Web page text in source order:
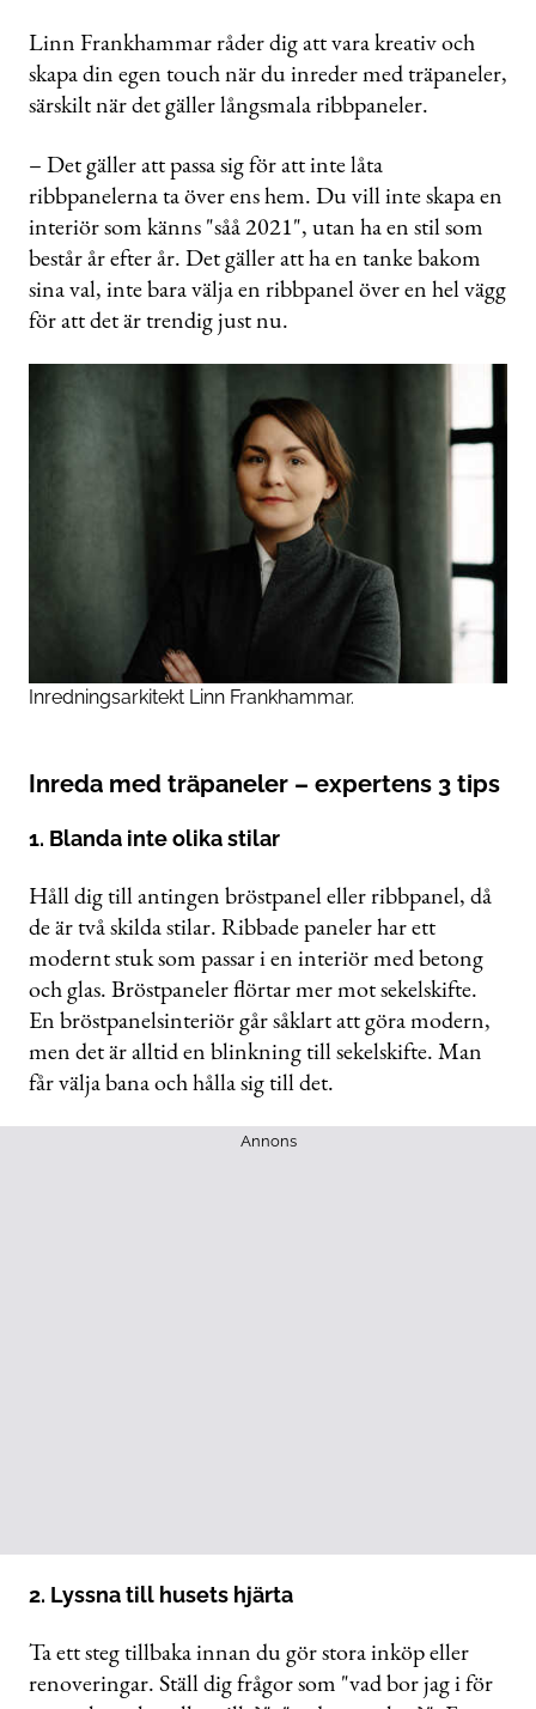
Linn Frankhammar råder dig att vara kreativ och
skapa din egen touch när du inreder med träpaneler,
särskilt när det gäller långsmala ribbpaneler.
– Det gäller att passa sig för att inte låta
ribbpanelerna ta över ens hem. Du vill inte skapa en
interiör som känns "såå 2021", utan ha en stil som
består år efter år. Det gäller att ha en tanke bakom
sina val, inte bara välja en ribbpanel över en hel vägg
för att det är trendig just nu.
Inredningsarkitekt Linn Frankhammar.
Inreda med träpaneler – expertens 3 tips
1. Blanda inte olika stilar
Håll dig till antingen bröstpanel eller ribbpanel, då
de är två skilda stilar. Ribbade paneler har ett
modernt stuk som passar i en interiör med betong
och glas. Bröstpaneler flörtar mer mot sekelskifte.
En bröstpanelsinteriör går såklart att göra modern,
men det är alltid en blinkning till sekelskifte. Man
får välja bana och hålla sig till det.
Annons
2. Lyssna till husets hjärta
Ta ett steg tillbaka innan du gör stora inköp eller
renoveringar. Ställ dig frågor som "vad bor jag i för